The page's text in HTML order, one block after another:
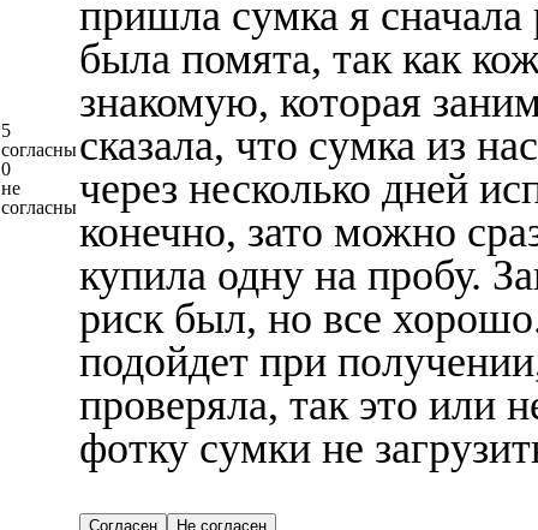
5
согласны
0
не
согласны
пришла сумка я сначала
была помята, так как
знакомую, которая
сказала, что сумка из
через несколько дней
конечно, зато можно
купила одну на пробу.
риск был, но все
подойдет при
проверяла, так это или
фотку сумки не